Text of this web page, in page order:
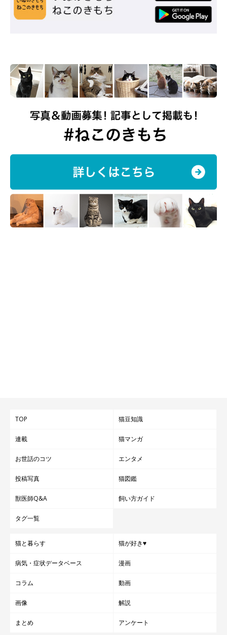
TOP 猫豆知識
連載 猫マンガ
お世話のコツ エンタメ
投稿写真 猫図鑑
獣医師Q&A 飼い方ガイド
タグ一覧
猫と暮らす 猫が好き♥
病気・症状データベース 漫画
コラム 動画
画像 解説
まとめ アンケート